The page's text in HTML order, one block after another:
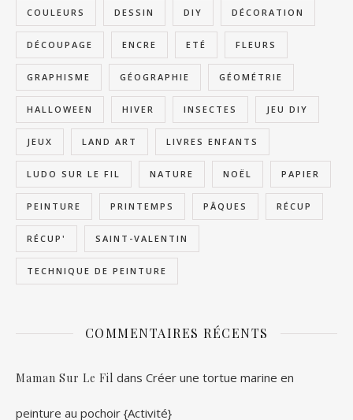
COULEURS DESSIN DIY DÉCORATION
DÉCOUPAGE ENCRE ETÉ FLEURS
GRAPHISME GÉOGRAPHIE GÉOMÉTRIE
HALLOWEEN HIVER INSECTES JEU DIY
JEUX LAND ART LIVRES ENFANTS
LUDO SUR LE FIL NATURE NOËL PAPIER
PEINTURE PRINTEMPS PÂQUES RÉCUP
RÉCUP' SAINT-VALENTIN
TECHNIQUE DE PEINTURE
COMMENTAIRES RÉCENTS
Maman Sur Le Fil dans Créer une tortue marine en
peinture au pochoir {Activité}